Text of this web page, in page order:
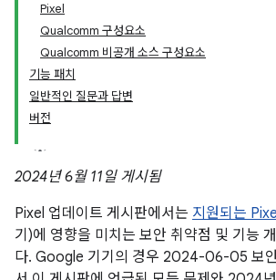
Pixel
Qualcomm 구성요소
Qualcomm 비공개 소스 구성요소
기능 패치
일반적인 질문과 답변
버전
2024년 6월 11일 게시됨
Pixel 업데이트 게시판에서는 지원되는
기)에 영향을 미치는 보안 취약점 및 기능
다. Google 기기의 경우 2024-06-05 보